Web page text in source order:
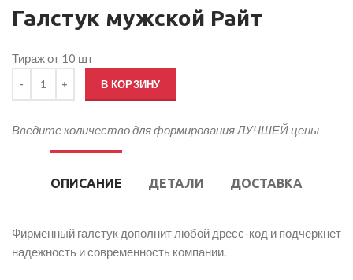
Галстук мужской Райт
Тираж от 10 шт
В КОРЗИНУ
Введите количество для формирования ЛУЧШЕЙ цены
ОПИСАНИЕ ДЕТАЛИ ДОСТАВКА
Фирменный галстук дополнит любой дресс-код и подчеркнет
надежность и современность компании.